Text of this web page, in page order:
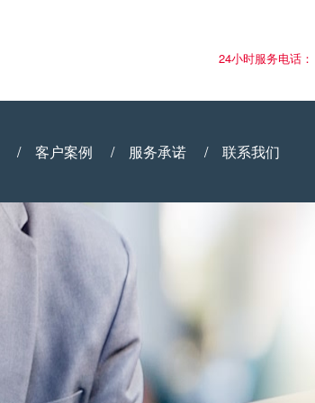
24小时服务电话：
/ 客户案例 / 服务承诺 / 联系我们